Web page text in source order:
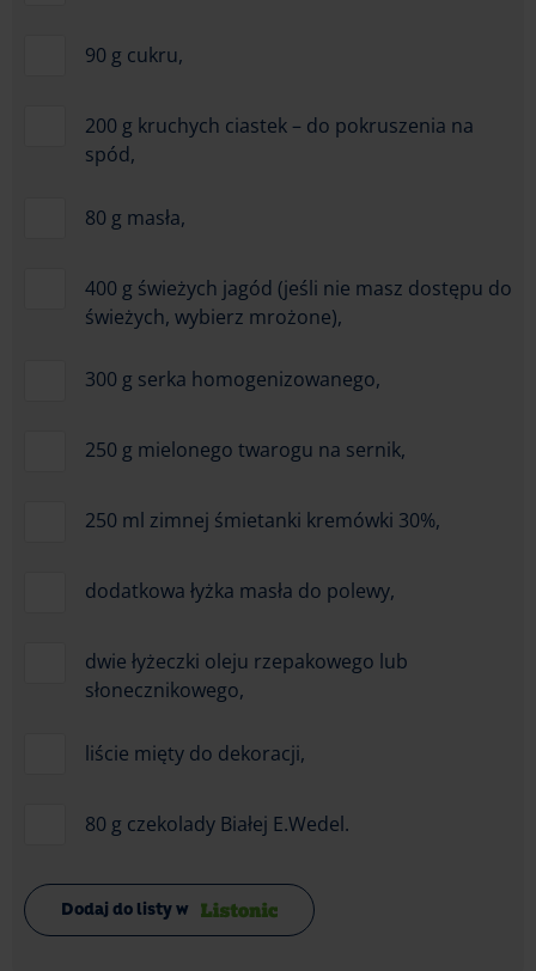
90 g cukru,
200 g kruchych ciastek – do pokruszenia na
spód,
80 g masła,
400 g świeżych jagód (jeśli nie masz dostępu do
świeżych, wybierz mrożone),
300 g serka homogenizowanego,
250 g mielonego twarogu na sernik,
250 ml zimnej śmietanki kremówki 30%,
dodatkowa łyżka masła do polewy,
dwie łyżeczki oleju rzepakowego lub
słonecznikowego,
liście mięty do dekoracji,
80 g czekolady Białej E.Wedel.
Dodaj do listy w